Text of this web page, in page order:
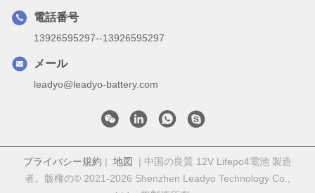
電話番号
13926595297--13926595297
メール
leadyo@leadyo-battery.com
プライバシー規約 | 地図
| 中国の良質 12V Lifepo4電池 製造
者。版権の© 2021-2026 Shenzhen Leadyo Technology Co.,